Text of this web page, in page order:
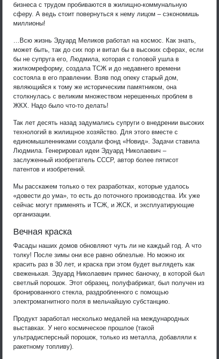
бизнеса с трудом пробиваются в жилищно-коммунальную
сферу. А ведь стоит повернуться к нему лицом – сэкономишь
миллионы!
…Всю жизнь Эдуард Меликов работал на космос. Как знать,
может быть, так до сих пор и витал бы в высоких сферах, если
бы не супруга его, Людмила, которая с головой ушла в
жилкомреформу, создала ТСЖ и до недавнего времени
состояла в его правлении. Взяв под опеку старый дом,
являющийся к тому же историческим памятником, она
столкнулась с великим множеством нерешенных проблем в
ЖКХ. Надо было что-то делать!
Так лет десять назад задумались супруги о внедрении высоких
технологий в жилищное хозяйство. Для этого вместе с
единомышленниками создали фонд «Новид». Задачи ставила
Людмила. Генерировал идеи Эдуард Николаевич –
заслуженный изобретатель СССР, автор более пятисот
патентов и изобретений.
Мы расскажем только о тех разработках, которые удалось
«довести до ума», то есть до поточного производства. Их уже
сейчас могут применять и ТСЖ, и ЖСК, и эксплуатирующие
организации.
Вечная краска
Фасады наших домов обновляют чуть ли не каждый год. А что
толку! После зимы они все равно облезлые. Но можно их
красить раз в 30 лет, и краска при этом будет выглядеть как
свеженькая. Эдуард Николаевич принес баночку, в которой был
светлый порошок. Этот образец, полуфабрикат, был получен из
бронированного стекла, раздробленного с помощью
электромагнитного поля в мельчайшую субстанцию.
Продукт заработал несколько медалей на международных
выставках. У него космическое прошлое (такой
ультрадисперсный порошок, только из металла, добавляли к
ракетному топливу).